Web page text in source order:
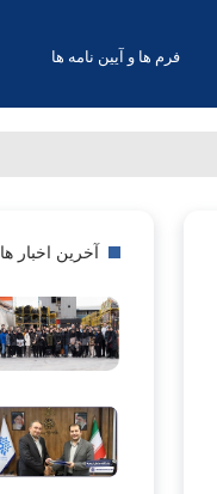
فرم ها و آیین نامه ها
آخرین اخبار ها